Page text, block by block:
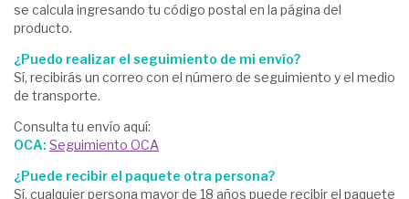
se calcula ingresando tu código postal en la página del
producto.
¿Puedo realizar el seguimiento de mi envío?
Sí, recibirás un correo con el número de seguimiento y el medio
de transporte.
Consulta tu envío aquí:
OCA: Seguimiento OCA
¿Puede recibir el paquete otra persona?
Sí, cualquier persona mayor de 18 años puede recibir el paquete